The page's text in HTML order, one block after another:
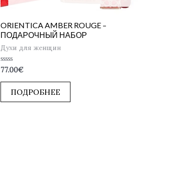
ORIENTICA AMBER ROUGE –
ПОДАРОЧНЫЙ НАБОР
Духи для женщин
Оценка
из
77.00€
ПОДРОБНЕЕ